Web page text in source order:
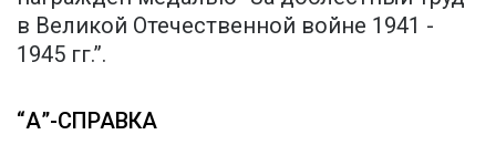
в Великой Отечественной войне 1941 -
1945 гг.”.
“А”-СПРАВКА